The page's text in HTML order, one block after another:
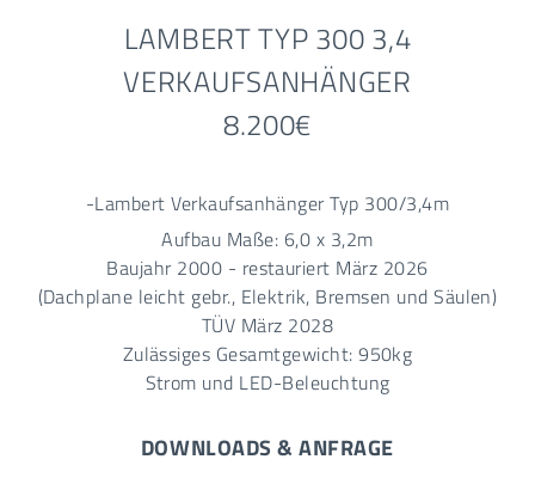
LAMBERT TYP 300 3,4
VERKAUFSANHÄNGER
8.200€
-Lambert Verkaufsanhänger Typ 300/3,4m
Aufbau Maße: 6,0 x 3,2m
Baujahr 2000 - restauriert März 2026
(Dachplane leicht gebr., Elektrik, Bremsen und Säulen)
TÜV März 2028
Zulässiges Gesamtgewicht: 950kg
Strom und LED-Beleuchtung
DOWNLOADS & ANFRAGE